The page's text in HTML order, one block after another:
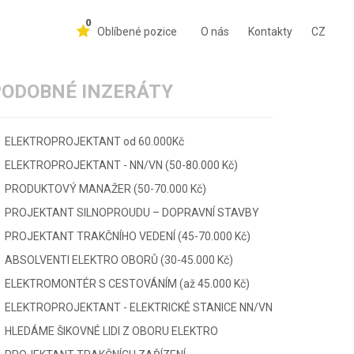
0
Oblíbené pozice O nás Kontakty CZ
INZERÁTY
ELEKTROPROJEKTANT od 60.000Kč
ELEKTROPROJEKTANT - NN/VN (50-80.000 Kč)
PRODUKTOVÝ MANAŽER (50-70.000 Kč)
PROJEKTANT SILNOPROUDU – DOPRAVNÍ STAVBY
PROJEKTANT TRAKČNÍHO VEDENÍ (45-70.000 Kč)
ABSOLVENTI ELEKTRO OBORŮ (30-45.000 Kč)
ELEKTROMONTÉR S CESTOVÁNÍM (až 45.000 Kč)
ELEKTROPROJEKTANT - ELEKTRICKÉ STANICE NN/VN
HLEDÁME ŠIKOVNÉ LIDI Z OBORU ELEKTRO